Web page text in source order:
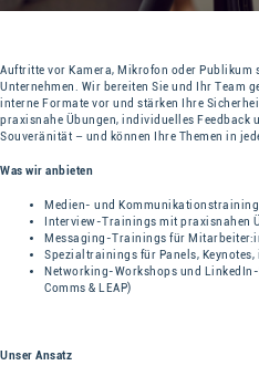
Auftritte vor Kamera, Mikrofon oder Publikum
Unternehmen. Wir bereiten Sie und Ihr Team
interne Formate vor und stärken Ihre
praxisnahe Übungen, individuelles Feedback
Souveränität – und können Ihre Themen in
Was wir anbieten
Medien- und
Interview-Trainings mit praxisnahen
Messaging-Trainings für
Spezialtrainings für Panels,
Networking-Workshops und
Comms & LEAP)
Unser Ansatz